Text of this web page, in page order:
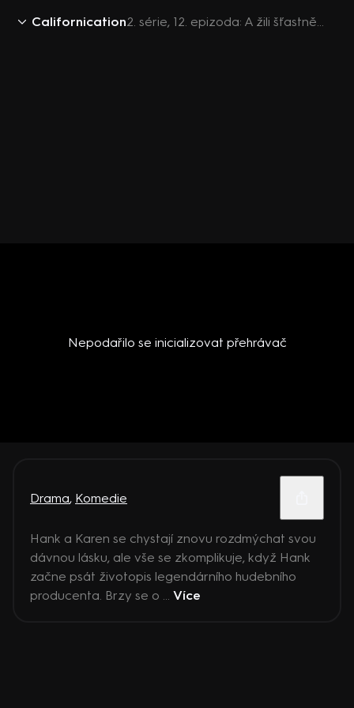
Californication2. série, 12. epizoda: A žili šťastně...
Nepodařilo se inicializovat přehrávač
Drama, Komedie
Hank a Karen se chystají znovu rozdmýchat svou
dávnou lásku, ale vše se zkomplikuje, když Hank
začne psát životopis legendárního hudebního
producenta. Brzy se o ... Více